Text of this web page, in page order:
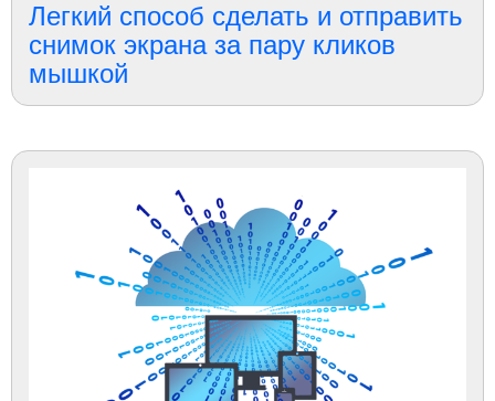
Легкий способ сделать и отправить
снимок экрана за пару кликов
мышкой